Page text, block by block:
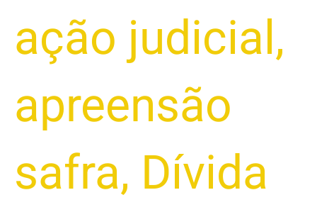
ação judicial ,
apreensão
safra, Dívida